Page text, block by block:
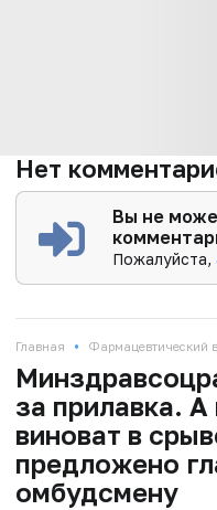
Нет
Вы не
Пожалуйста,
Главная • Фармацевтический
за прилавка.
виноват в
предложено
омбудсмену